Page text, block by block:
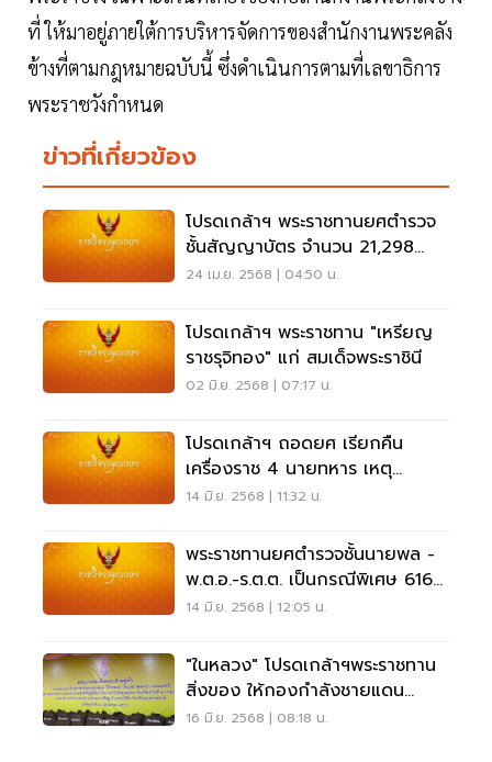
ที่ ให้มาอยู่ภายใต้การบริหารจัดการของสำนักงานพระคลัง
ข้างที่ตามกฎหมายฉบับนี้ ซึ่งดำเนินการตามที่เลขาธิการ
พระราชวังกำหนด
ข่าวที่เกี่ยวข้อง
โปรดเกล้าฯ พระราชทานยศตํารวจ
ชั้นสัญญาบัตร จํานวน 21,298
ราย
24 เม.ย. 2568 | 04:50 น.
โปรดเกล้าฯ พระราชทาน "เหรียญ
ราชรุจิทอง" แก่ สมเด็จพระราชินี
02 มิ.ย. 2568 | 07:17 น.
โปรดเกล้าฯ ถอดยศ เรียกคืน
เครื่องราช 4 นายทหาร เหตุ
ประพฤติชั่ว
14 มิ.ย. 2568 | 11:32 น.
พระราชทานยศตำรวจชั้นนายพล -
พ.ต.อ.-ร.ต.ต. เป็นกรณีพิเศษ 616
ราย
14 มิ.ย. 2568 | 12:05 น.
"ในหลวง" โปรดเกล้าฯพระราชทาน
สิ่งของ ให้กองกำลังชายแดน
กองทัพภาคที่ 2
16 มิ.ย. 2568 | 08:18 น.